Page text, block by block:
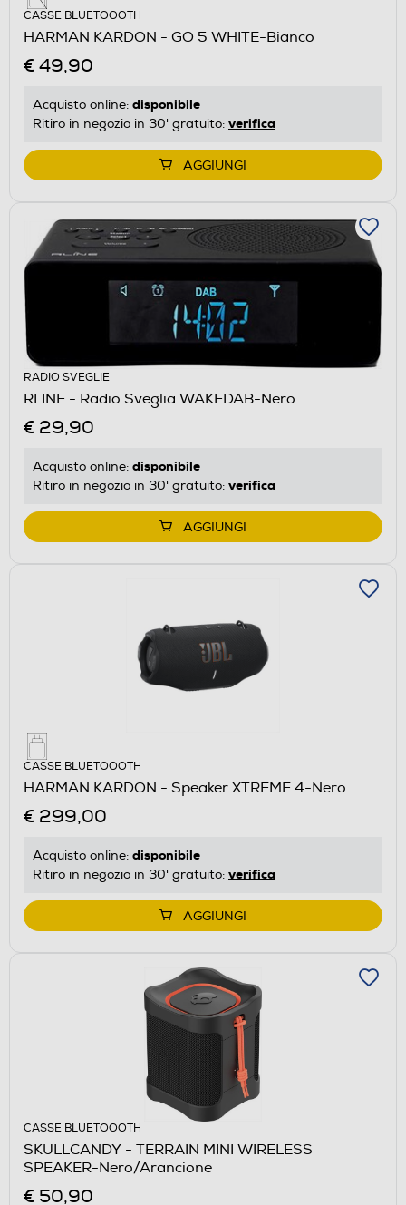
CASSE BLUETOOOTH
HARMAN KARDON - GO 5 WHITE-Bianco
€ 49,90
Acquisto online: disponibile
Ritiro in negozio in 30' gratuito: verifica
AGGIUNGI
RADIO SVEGLIE
RLINE - Radio Sveglia WAKEDAB-Nero
€ 29,90
Acquisto online: disponibile
Ritiro in negozio in 30' gratuito: verifica
AGGIUNGI
CASSE BLUETOOOTH
HARMAN KARDON - Speaker XTREME 4-Nero
€ 299,00
Acquisto online: disponibile
Ritiro in negozio in 30' gratuito: verifica
AGGIUNGI
CASSE BLUETOOOTH
SKULLCANDY - TERRAIN MINI WIRELESS
SPEAKER-Nero/Arancione
€ 50,90